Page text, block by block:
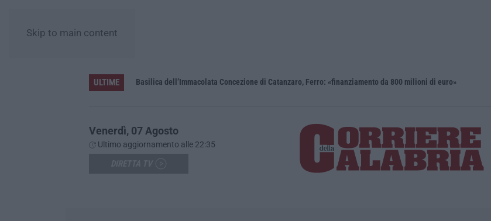
Skip to main content
ULTIME Basilica dell’Immacolata Concezione di Catanzaro, Ferro: «finanziamento da 800 milioni di euro»
Venerdì, 07 Agosto
Ultimo aggiornamento alle 22:35